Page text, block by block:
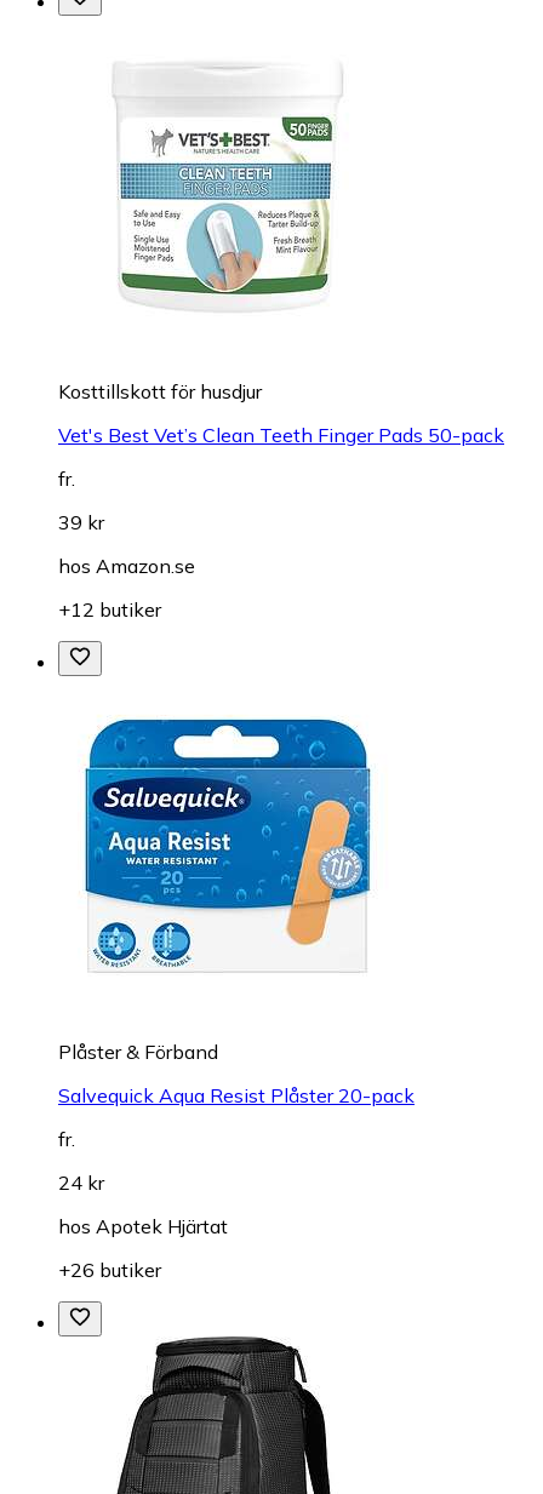
Kosttillskott för husdjur
Vet's Best Vet’s Clean Teeth Finger Pads 50-pack
fr.
39 kr
hos Amazon.se
+12 butiker
Plåster & Förband
Salvequick Aqua Resist Plåster 20-pack
fr.
24 kr
hos Apotek Hjärtat
+26 butiker